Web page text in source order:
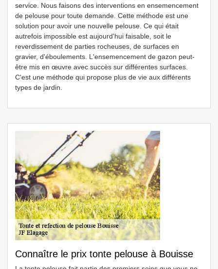
service. Nous faisons des interventions en ensemencement
de pelouse pour toute demande. Cette méthode est une
solution pour avoir une nouvelle pelouse. Ce qui était
autrefois impossible est aujourd'hui faisable, soit le
reverdissement de parties rocheuses, de surfaces en
gravier, d'éboulements. L'ensemencement de gazon peut-
être mis en œuvre avec succès sur différentes surfaces.
C'est une méthode qui propose plus de vie aux différents
types de jardin.
Connaître le prix tonte pelouse à Bouisse